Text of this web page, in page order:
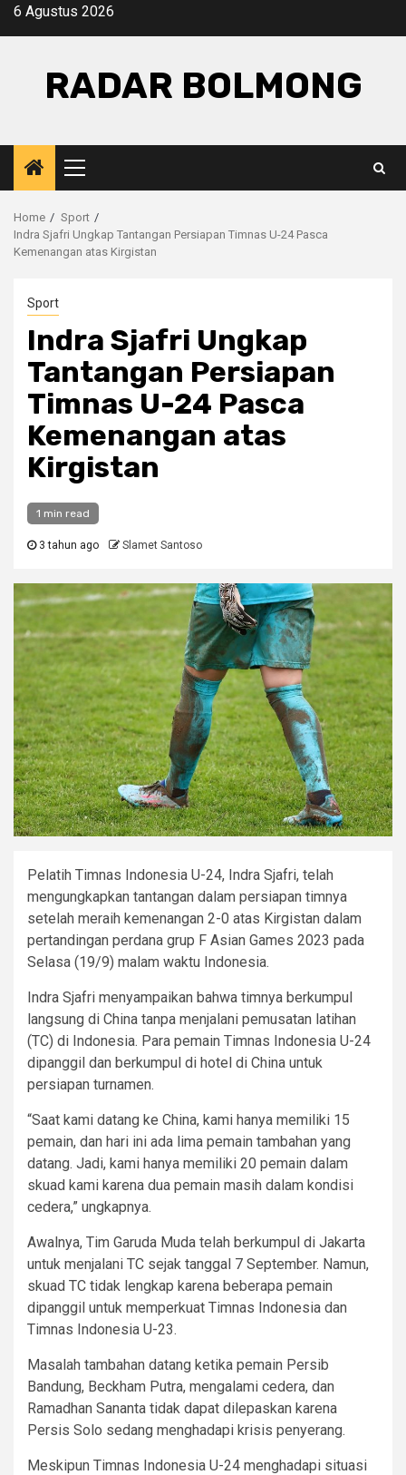
Skip6 Agustus 2026
RADAR BOLMONG
Primary
Menu
Home
Sport
Indra Sjafri Ungkap Tantangan Persiapan Timnas U-24 Pasca
Kemenangan atas Kirgistan
Sport
Indra Sjafri Ungkap
Tantangan Persiapan
Timnas U-24 Pasca
Kemenangan atas
Kirgistan
1 min read
3 tahun ago Slamet Santoso
Pelatih Timnas Indonesia U-24, Indra Sjafri, telah
mengungkapkan tantangan dalam persiapan timnya
setelah meraih kemenangan 2-0 atas Kirgistan dalam
pertandingan perdana grup F Asian Games 2023 pada
Selasa (19/9) malam waktu Indonesia.
Indra Sjafri menyampaikan bahwa timnya berkumpul
langsung di China tanpa menjalani pemusatan latihan
(TC) di Indonesia. Para pemain Timnas Indonesia U-24
dipanggil dan berkumpul di hotel di China untuk
persiapan turnamen.
“Saat kami datang ke China, kami hanya memiliki 15
pemain, dan hari ini ada lima pemain tambahan yang
datang. Jadi, kami hanya memiliki 20 pemain dalam
skuad kami karena dua pemain masih dalam kondisi
cedera,” ungkapnya.
Awalnya, Tim Garuda Muda telah berkumpul di Jakarta
untuk menjalani TC sejak tanggal 7 September. Namun,
skuad TC tidak lengkap karena beberapa pemain
dipanggil untuk memperkuat Timnas Indonesia dan
Timnas Indonesia U-23.
Masalah tambahan datang ketika pemain Persib
Bandung, Beckham Putra, mengalami cedera, dan
Ramadhan Sananta tidak dapat dilepaskan karena
Persis Solo sedang menghadapi krisis penyerang.
Meskipun Timnas Indonesia U-24 menghadapi situasi